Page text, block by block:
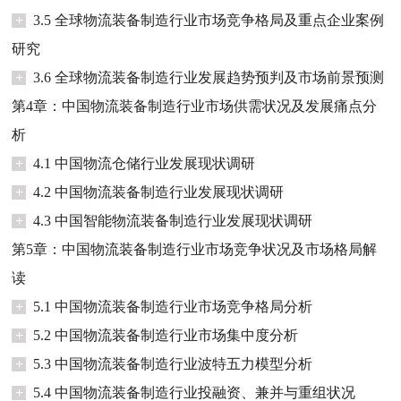
+
3.5 全球物流装备制造行业市场竞争格局及重点企业案例
研究
+
3.6 全球物流装备制造行业发展趋势预判及市场前景预测
第4章：中国物流装备制造行业市场供需状况及发展痛点分
析
+
4.1 中国物流仓储行业发展现状调研
+
4.2 中国物流装备制造行业发展现状调研
+
4.3 中国智能物流装备制造行业发展现状调研
第5章：中国物流装备制造行业市场竞争状况及市场格局解
读
+
5.1 中国物流装备制造行业市场竞争格局分析
+
5.2 中国物流装备制造行业市场集中度分析
+
5.3 中国物流装备制造行业波特五力模型分析
+
5.4 中国物流装备制造行业投融资、兼并与重组状况